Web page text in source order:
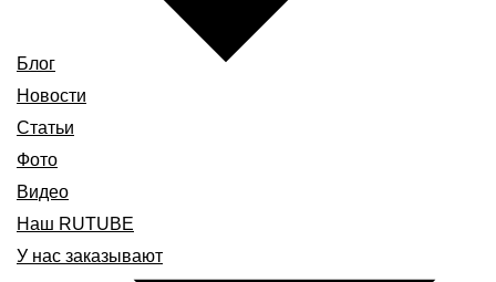
Блог
Новости
Статьи
Фото
Видео
Наш RUTUBE
У нас заказывают